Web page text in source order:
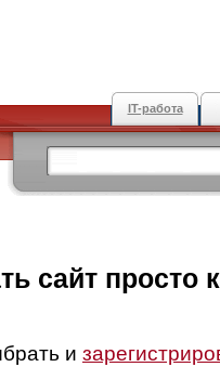
IT-работа
сайт просто
и